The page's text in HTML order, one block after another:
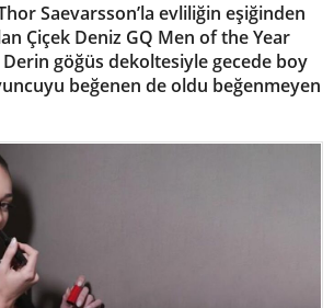
Saevarsson’la evliliğin eşiğinden
Çiçek Deniz GQ Men of the Year
Derin göğüs dekoltesiyle gecede boy
beğenen de oldu beğenmeyen